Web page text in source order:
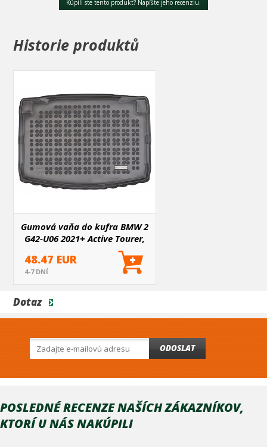
Kúpili ste tento produkt? Napíšte jeho recenziu.
Historie produktů
Gumová vaňa do kufra BMW 2
G42-U06 2021+ Active Tourer,
dolné dno, 4x2 MHeV
48.47 EUR
4-7 DNÍ
Dotaz
ODOSLAT
POSLEDNÉ RECENZE NAŠÍCH ZÁKAZNÍKOV,
KTORÍ U NÁS NAKÚPILI